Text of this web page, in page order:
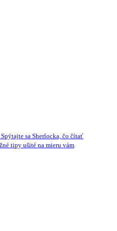
Spýtajte sa Sherlocka, čo čítať
tipy ušité na mieru vám